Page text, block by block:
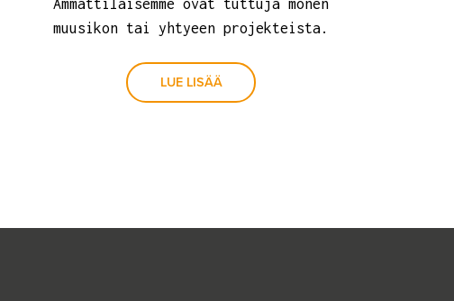
Ammattilaisemme ovat tuttuja monen
muusikon tai yhtyeen projekteista.
LUE LISÄÄ